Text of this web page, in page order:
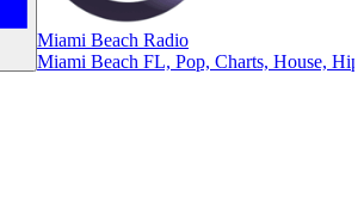
Miami Beach Radio
Miami Beach FL, Pop, Charts, House,